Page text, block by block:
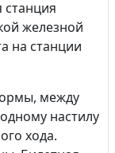
железной
на станции
между
настилу
хода.